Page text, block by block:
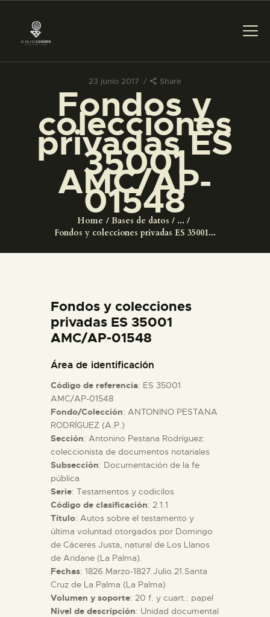
23 junio 2017 Share
Fondos y
colecciones
privadas ES
35001
AMC/AP-
01548
Home Bases de datos
...
Fondos y colecciones privadas ES 35001...
PREPARAR LA VISITA
ACTIVIDADES
█
EL MUSEO
ESPAÑOL
ACTIVIDADES
█
EL MUSEO
COLECCIONES
DIDÁCTICA
ESPAÑOL
Fondos y colecciones
privadas ES 35001
AMC/AP-01548
Área de identificación
Código de referencia: ES 35001
AMC/AP-01548
Fondo/Colección: ANTONINO PESTANA
RODRÍGUEZ (A.P.)
Sección: Antonino Pestana Rodríguez:
coleccionista de documentos notariales
Subsección: Documentación de la fe
pública
Serie: Testamentos y codicilos
Código de clasificación: 2.1.1
Título: Autos sobre el testamento y
última voluntad otorgados por Domingo
de Cáceres Justa, natural de Los Llanos
de Aridane (La Palma).
Fechas: 1826.Marzo-1827.Julio.21.Santa
Cruz de La Palma (La Palma)
Volumen y soporte: 20 f. y cuart.: papel
Nivel de descripción: Unidad documental